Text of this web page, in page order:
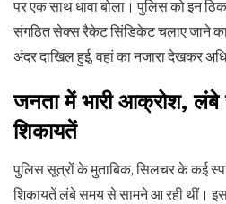
पर एक साथ धावा बोला। पुलिस को इन
संगठित सेक्स रैकेट सिंडिकेट चलाए जाने
अंदर दाखिल हुई, वहां का नजारा देखकर
जनता में भारी आक्रोश,लंबे
शिकायतें
पुलिस सूत्रों के मुताबिक, सिलचर के कई
शिकायतें लंबे समय से सामने आ रही थीं।